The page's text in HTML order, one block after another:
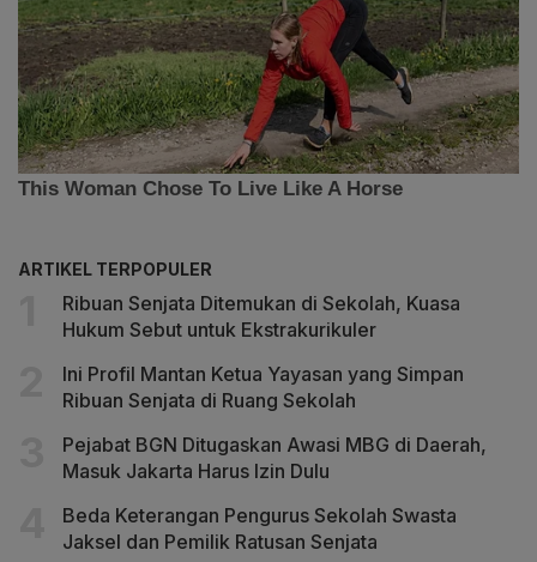
ARTIKEL TERPOPULER
Ribuan Senjata Ditemukan di Sekolah, Kuasa
Hukum Sebut untuk Ekstrakurikuler
Ini Profil Mantan Ketua Yayasan yang Simpan
Ribuan Senjata di Ruang Sekolah
Pejabat BGN Ditugaskan Awasi MBG di Daerah,
Masuk Jakarta Harus Izin Dulu
Beda Keterangan Pengurus Sekolah Swasta
Jaksel dan Pemilik Ratusan Senjata